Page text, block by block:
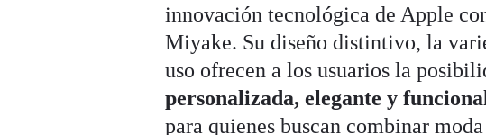
innovación tecnológica de Apple
Miyake. Su diseño distintivo, la
uso ofrecen a los usuarios la
personalizada, elegante y
para quienes buscan combinar